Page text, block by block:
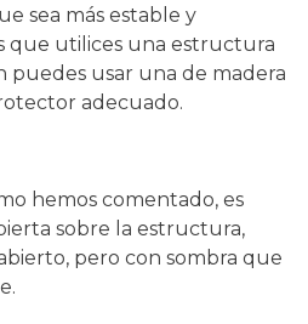
sea más estable y
que utilices una estructura
usar una de madera
adecuado.
hemos comentado, es
sobre la estructura,
pero con sombra que